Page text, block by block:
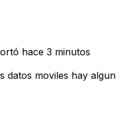
hace 3 minutos
datos moviles hay algun